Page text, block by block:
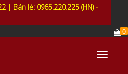
| Bán lẻ: 0965.220.225 (HN) -
0
Toggle